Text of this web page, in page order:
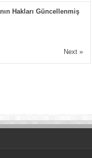
Hakları Güncellenmiş
Next »